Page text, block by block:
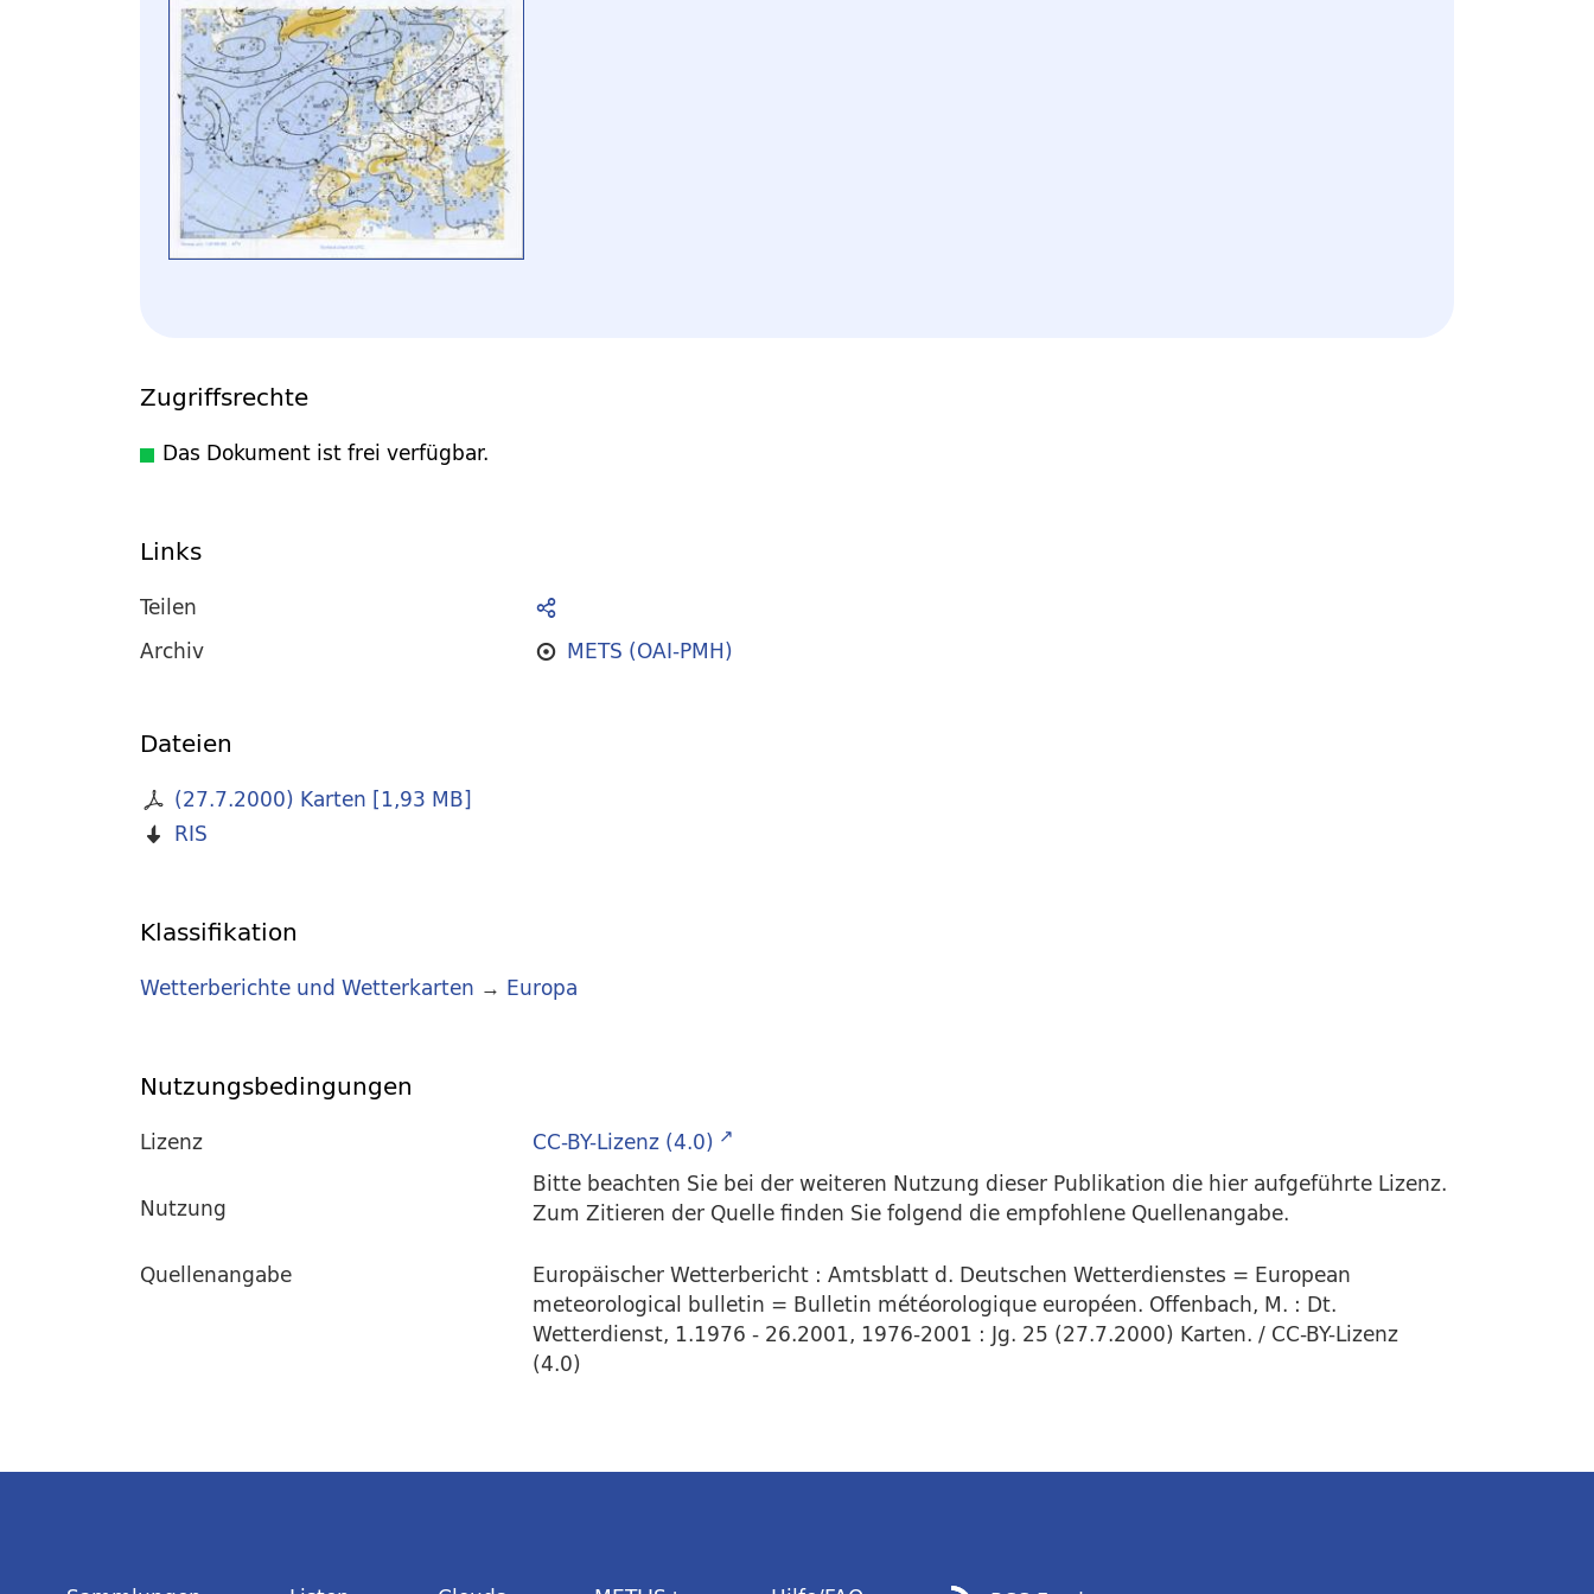
Zugriffsrechte
Das Dokument ist frei verfügbar.
Links
Teilen
Archiv
METS (OAI-PMH)
Dateien
(27.7.2000) Karten [1,93 MB]
RIS
Klassifikation
Wetterberichte und Wetterkarten → Europa
Nutzungsbedingungen
Lizenz
CC-BY-Lizenz (4.0)
Nutzung
Bitte beachten Sie bei der weiteren Nutzung dieser Publikation die hier aufgeführte Lizenz.
Zum Zitieren der Quelle finden Sie folgend die empfohlene Quellenangabe.
Quellenangabe
Europäischer Wetterbericht : Amtsblatt d. Deutschen Wetterdienstes = European
meteorological bulletin = Bulletin météorologique européen. Offenbach, M. : Dt.
Wetterdienst, 1.1976 - 26.2001, 1976-2001 : Jg. 25 (27.7.2000) Karten. / CC-BY-Lizenz
(4.0)